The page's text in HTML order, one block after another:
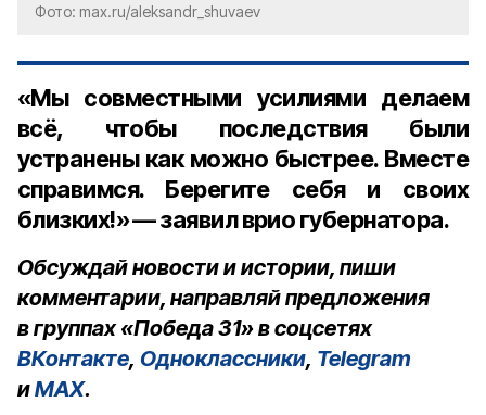
Фото: max.ru/aleksandr_shuvaev
«Мы совместными усилиями делаем
всё, чтобы последствия были
устранены как можно быстрее. Вместе
справимся. Берегите себя и своих
близких!» — заявил врио губернатора.
Обсуждай новости и истории, пиши
комментарии, направляй предложения
в группах «Победа 31» в соцсетях
ВКонтакте, Одноклассники, Telegram
иMAX.